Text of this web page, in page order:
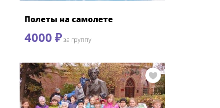
Полеты на самолете
4000 ₽за группу